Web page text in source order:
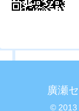
廣瀬
© 2013